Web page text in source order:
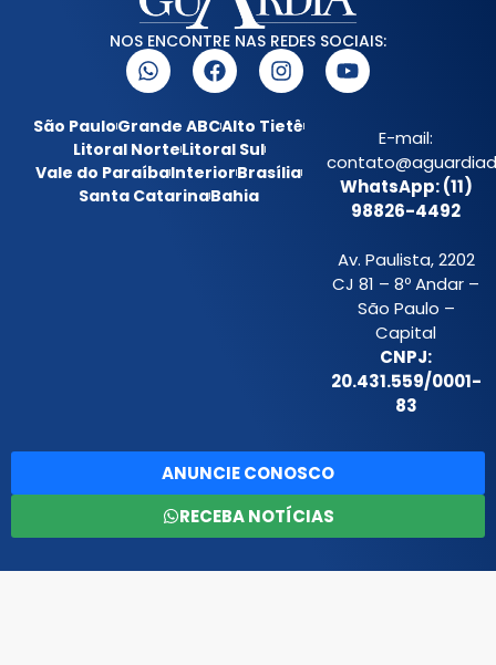
NOS ENCONTRE NAS REDES SOCIAIS:
São PauloGrande ABCAlto Tietê
Litoral NorteLitoral Sul
Vale do ParaíbaInteriorBrasília
Santa CatarinaBahia
E-mail:
WhatsApp: (11)
98826-4492
Av. Paulista, 2202
CJ 81 – 8º Andar –
São Paulo –
Capital
CNPJ:
20.431.559/0001-
83
ANUNCIE CONOSCO
RECEBA NOTÍCIAS